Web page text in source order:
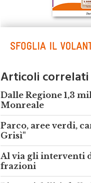
Articoli correlati
Dalle Regione 1,3
Monreale
Parco, aree verdi,
Grisì"
Al via gli interventi
frazioni